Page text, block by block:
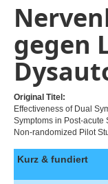
gegen
Original Titel:
Effectiveness of Dual
Symptoms in Post-acute
Non-randomized Pilot
Kurz & fundiert